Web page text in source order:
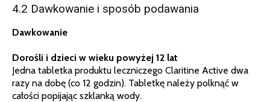
4.2 Dawkowanie i sposób podawania
Dawkowanie
Dorośli i dzieci w wieku powyżej 12 lat
Jedna tabletka produktu leczniczego Claritine Active dwa
razy na dobę (co 12 godzin). Tabletkę należy polknąć w
całości popijając szklanką wody.